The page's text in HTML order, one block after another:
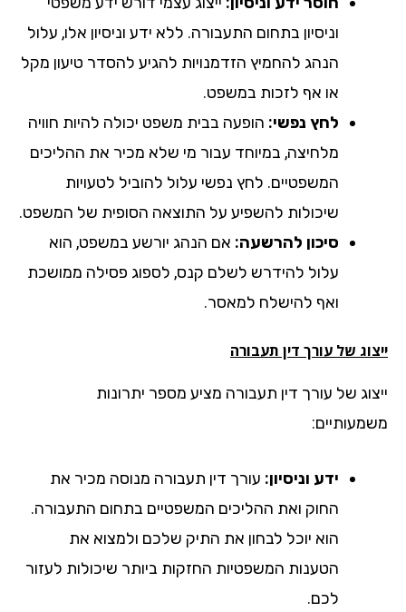
וניסיון בתחום התעבורה. ללא ידע וניסיון אלו, עלול
הנהג להחמיץ הזדמנויות להגיע להסדר טיעון מקל
או אף לזכות במשפט.
לחץ נפשי:הופעה בבית משפט יכולה להיות חוויה
מלחיצה, במיוחד עבור מי שלא מכיר את ההליכים
המשפטיים. לחץ נפשי עלול להוביל לטעויות
שיכולות להשפיע על התוצאה הסופית של המשפט.
סיכון להרשעה:אם הנהג יורשע במשפט, הוא
עלול להידרש לשלם קנס, לספוג פסילה ממושכת
ואף להישלח למאסר.
של עורך דין תעבורה
של עורך דין תעבורה מציע מספר יתרונות
ידע וניסיון:עורך דין תעבורה מנוסה מכיר את
החוק ואת ההליכים המשפטיים בתחום התעבורה.
הוא יוכל לבחון את התיק שלכם ולמצוא את
הטענות המשפטיות החזקות ביותר שיכולות לעזור